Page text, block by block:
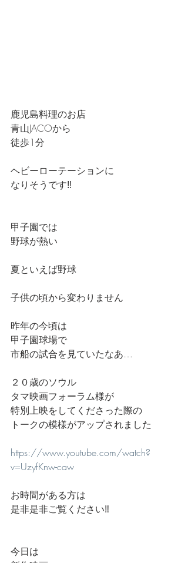
鹿児島料理のお店
青山JACOから
徒歩1分
ヘビーローテーションに
なりそうです‼️
甲子園では
野球が熱い
夏といえば野球
子供の頃から変わりません
昨年の今頃は
甲子園球場で
市船の試合を見ていたなあ…
２０歳のソウル
タマ映画フォーラム様が
特別上映をしてくださった際の
トークの模様がアップされました
https://www.youtube.com/watch?
v=UzyfKnw-caw
お時間がある方は
是非是非ご覧ください‼️
今日は